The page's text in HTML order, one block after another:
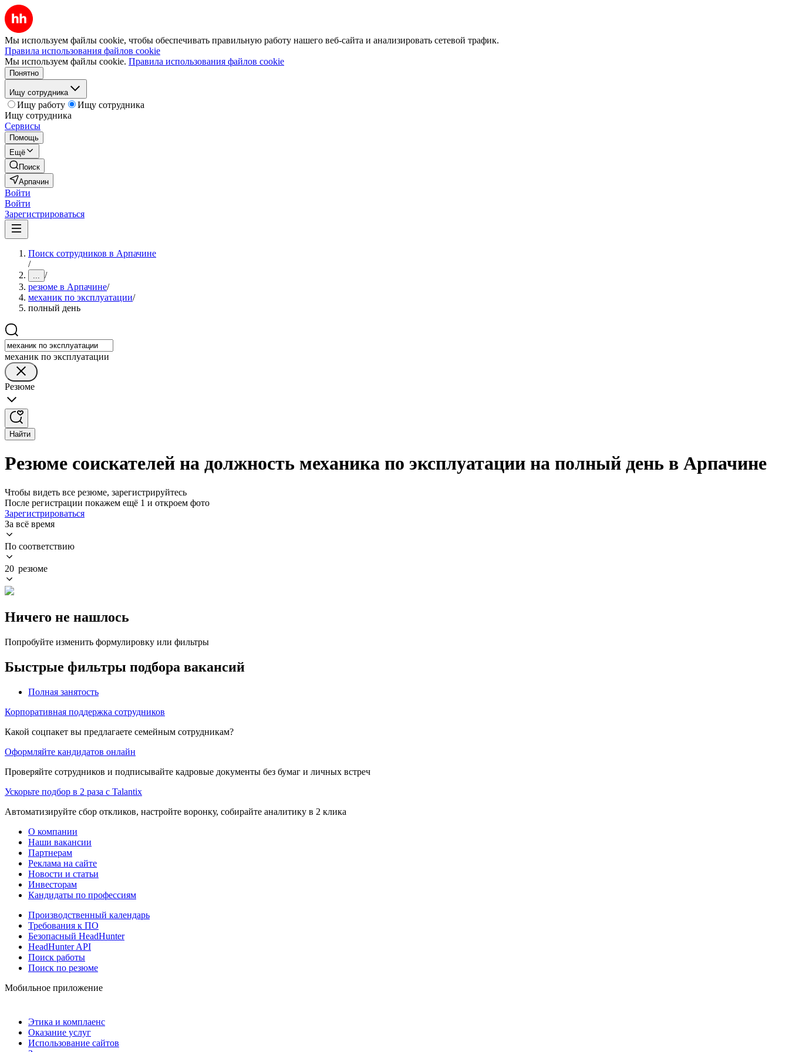
Мы используем файлы cookie, чтобы обеспечивать правильную работу нашего веб-сайта и анализировать сетевой трафик.
Правила использования файлов cookie
Мы используем файлы cookie. Правила использования файлов cookie
Понятно
Ищу сотрудника
Ищу работу
Ищу сотрудника
Ищу сотрудника
Сервисы
Помощь
Ещё
Поиск
Арпачин
Войти
Войти
Зарегистрироваться
Поиск сотрудников в Арпачине
/
... /
резюме в Арпачине/
механик по эксплуатации/
полный день
механик по эксплуатации
Резюме
Найти
Резюме соискателей на должность механика по эксплуатации на полный день в Арпачине
Чтобы видеть все резюме, зарегистрируйтесь
После регистрации покажем ещё 1 и откроем фото
Зарегистрироваться
За всё время
По соответствию
20 резюме
Ничего не нашлось
Попробуйте изменить формулировку или фильтры
Быстрые фильтры подбора вакансий
Полная занятость
Корпоративная поддержка сотрудников
Какой соцпакет вы предлагаете семейным сотрудникам?
Оформляйте кандидатов онлайн
Проверяйте сотрудников и подписывайте кадровые документы без бумаг и личных встреч
Ускорьте подбор в 2 раза с Talantix
Автоматизируйте сбор откликов, настройте воронку, собирайте аналитику в 2 клика
О компании
Наши вакансии
Партнерам
Реклама на сайте
Новости и статьи
Инвесторам
Кандидаты по профессиям
Производственный календарь
Требования к ПО
Безопасный HeadHunter
HeadHunter API
Поиск работы
Поиск по резюме
Мобильное приложение
Этика и комплаенс
Оказание услуг
Использование сайтов